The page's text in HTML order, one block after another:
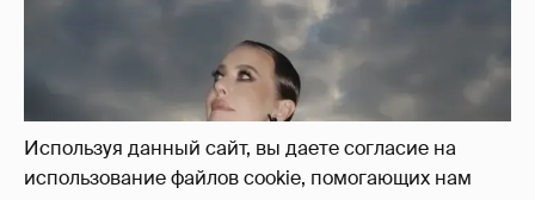
Используя данный сайт, вы даете согласие на
использование файлов cookie, помогающих нам